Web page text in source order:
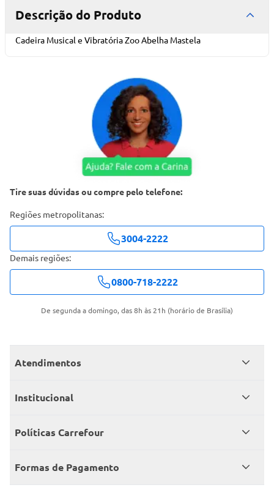
Descrição do Produto
Cadeira Musical e Vibratória Zoo Abelha Mastela
Tire suas dúvidas ou compre pelo telefone:
Regiões metropolitanas:
3004-2222
Demais regiões:
0800-718-2222
De segunda a domingo, das 8h às 21h (horário de Brasília)
Atendimentos
Meus pedidos
Consumidor.gov
Institucional
Grupo Carrefour Brasil
Produtos Carrefour
Políticas Carrefour
Políticas de entregas
Políticas de trocas e devoluções
Formas de Pagamento